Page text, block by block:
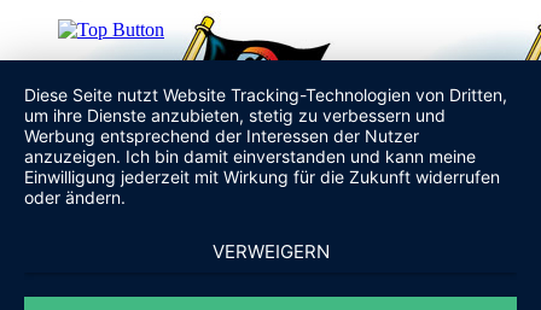
Diese Seite nutzt Website Tracking-Technologien von Dritten,
um ihre Dienste anzubieten, stetig zu verbessern und
Werbung entsprechend der Interessen der Nutzer
anzuzeigen. Ich bin damit einverstanden und kann meine
Einwilligung jederzeit mit Wirkung für die Zukunft widerrufen
oder ändern.
VERWEIGERN